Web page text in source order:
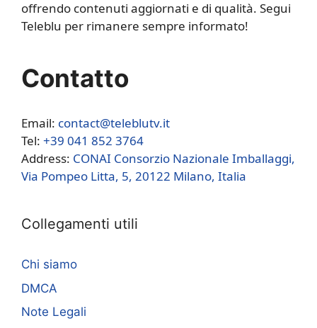
offrendo contenuti aggiornati e di qualità. Segui
Teleblu per rimanere sempre informato!
Contatto
Email: contact@teleblutv.it
Tel: +39 041 852 3764
Address: CONAI Consorzio Nazionale Imballaggi,
Via Pompeo Litta, 5, 20122 Milano, Italia
Collegamenti utili
Chi siamo
DMCA
Note Legali